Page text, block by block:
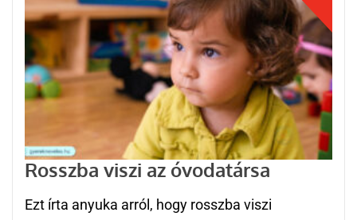
Rosszba viszi az óvodatársa
Ezt írta anyuka arról, hogy rosszba viszi